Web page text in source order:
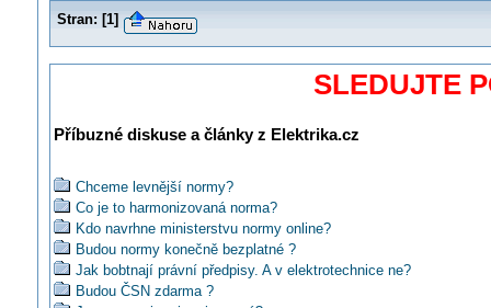
Stran: [1]
SLEDUJTE
Příbuzné diskuse a články z Elektrika.cz
Chceme levnější normy?
Co je to harmonizovaná norma?
Kdo navrhne ministerstvu normy online?
Budou normy konečně bezplatné ?
Jak bobtnají právní předpisy. A v elektrotechnice ne?
Budou ČSN zdarma ?